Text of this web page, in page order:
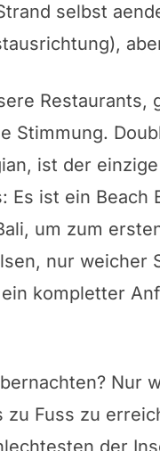
selbst
Stimmung.
ist der
Es ist ein
um zum
nur weicher
kompletter
Nur
zu Fuss zu